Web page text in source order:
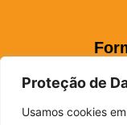
Proteção de
Usamos cookies
Até 12x nos cartões: Visa,